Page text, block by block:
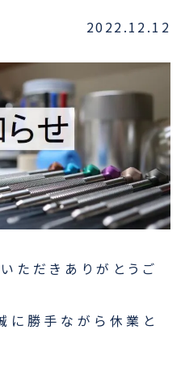
2022.12.12
ただきありがとうご
に勝手ながら休業と